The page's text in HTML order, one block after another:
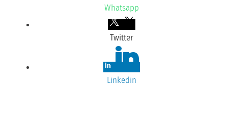
Whatsapp
Twitter
Linkedin